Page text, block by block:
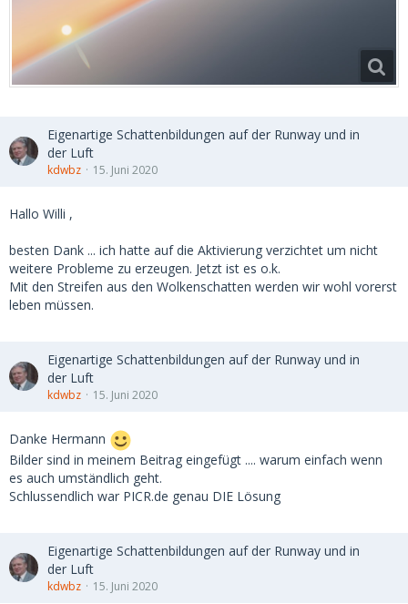
Eigenartige Schattenbildungen auf der Runway und in
der Luft
kdwbz 15. Juni 2020
Hallo Willi ,
besten Dank ... ich hatte auf die Aktivierung verzichtet um nicht
weitere Probleme zu erzeugen. Jetzt ist es o.k.
Mit den Streifen aus den Wolkenschatten werden wir wohl vorerst
leben müssen.
Eigenartige Schattenbildungen auf der Runway und in
der Luft
kdwbz 15. Juni 2020
Danke Hermann
Bilder sind in meinem Beitrag eingefügt .... warum einfach wenn
es auch umständlich geht.
Schlussendlich war PICR.de genau DIE Lösung
Eigenartige Schattenbildungen auf der Runway und in
der Luft
kdwbz 15. Juni 2020